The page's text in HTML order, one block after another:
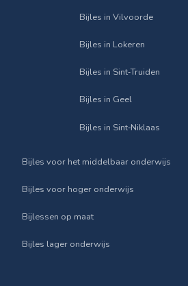
Bijles in Vilvoorde
Bijles in Lokeren
Bijles in Sint‑Truiden
Bijles in Geel
Bijles in Sint‑Niklaas
Bijles voor het middelbaar onderwijs
Bijles voor hoger onderwijs
Bijlessen op maat
Bijles lager onderwijs